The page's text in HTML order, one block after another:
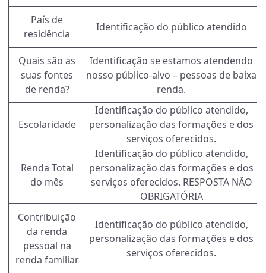
País de
residência
Identificação do público atendido
Quais são as
suas fontes
de renda?
Identificação se estamos atendendo
nosso público-alvo – pessoas de baixa
renda.
Escolaridade
Identificação do público atendido,
personalização das formações e dos
serviços oferecidos.
Renda Total
do mês
Identificação do público atendido,
personalização das formações e dos
serviços oferecidos. RESPOSTA NÃO
OBRIGATÓRIA
Contribuição
da renda
pessoal na
renda familiar
Identificação do público atendido,
personalização das formações e dos
serviços oferecidos.